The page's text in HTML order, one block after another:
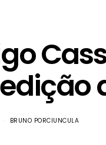
BRUNO PORCIUNCULA